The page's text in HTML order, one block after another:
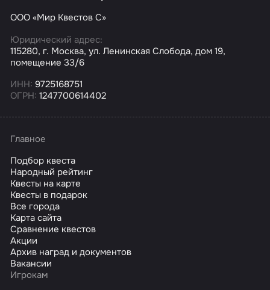
ООО «Мир Квестов С»
Юридический адрес:
115280, г. Москва, ул. Ленинская Слобода, дом 19,
помещение 33/6
ИНН: 9725168751
ОГРН: 1247700614402
Главное
Подбор квеста
Народный рейтинг
Квесты на карте
Квесты в подарок
Все города
Карта сайта
Сравнение квестов
Акции
Архив наград и документов
Вакансии
Игрокам